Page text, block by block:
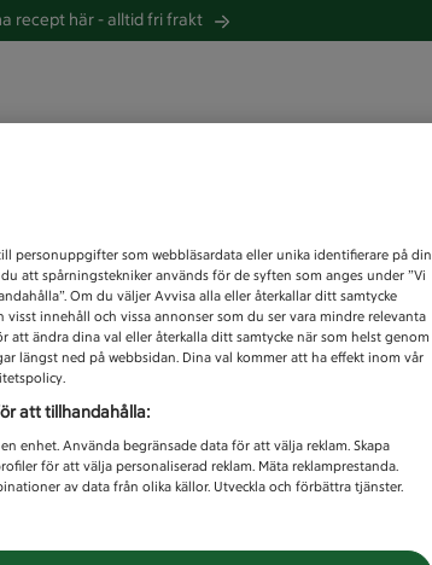
recept här -alltid fri frakt
Unknown error
personuppgifter som webbläsardata eller unika identifierare på din
att spårningstekniker används för de syften som anges under ”Vi
Om du väljer Avvisa alla eller återkallar ditt samtycke
visst innehåll och vissa annonser som du ser vara mindre relevanta
att ändra dina val eller återkalla ditt samtycke när som helst genom
längst ned på webbsidan. Dina val kommer att ha effekt inom vår
att tillhandahålla:
enhet. Använda begränsade data för att välja reklam. Skapa
för att välja personaliserad reklam. Mäta reklamprestanda.
av data från olika källor. Utveckla och förbättra tjänster.